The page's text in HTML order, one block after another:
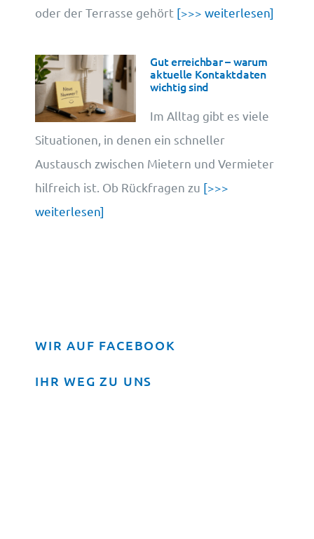
oder der Terrasse gehört [>>> weiterlesen]
Gut erreichbar – warum
aktuelle Kontaktdaten
wichtig sind
Im Alltag gibt es viele
Situationen, in denen ein schneller
Austausch zwischen Mietern und Vermieter
hilfreich ist. Ob Rückfragen zu [>>>
weiterlesen]
WIR AUF FACEBOOK
IHR WEG ZU UNS